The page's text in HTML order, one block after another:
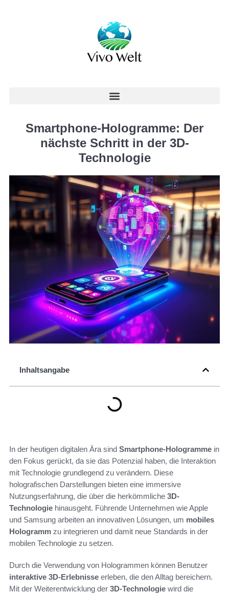
Smartphone-Hologramme: Der
nächste Schritt in der 3D-
Technologie
Inhaltsangabe
In der heutigen digitalen Ära sind Smartphone-Hologramme in
den Fokus gerückt, da sie das Potenzial haben, die Interaktion
mit Technologie grundlegend zu verändern. Diese
holografischen Darstellungen bieten eine immersive
Nutzungserfahrung, die über die herkömmliche 3D-
Technologie hinausgeht. Führende Unternehmen wie Apple
und Samsung arbeiten an innovativen Lösungen, um mobiles
Hologramm zu integrieren und damit neue Standards in der
mobilen Technologie zu setzen.
Durch die Verwendung von Hologrammen können Benutzer
interaktive 3D-Erlebnisse erleben, die den Alltag bereichern.
Mit der Weiterentwicklung der 3D-Technologie wird die